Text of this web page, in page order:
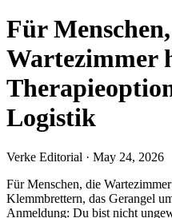
Für
Wartezimmer
Logistik
Verke Editorial · May 24, 2026
Für Menschen, die
Klemmbrettern, das Gerangel
Anmeldung: Du bist nicht